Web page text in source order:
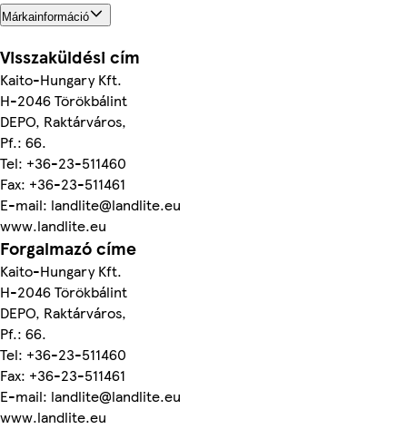
Márkainformáció
Visszaküldési cím
Kaito-Hungary Kft.
H-2046 Törökbálint
DEPO, Raktárváros,
Pf.: 66.
Tel: +36-23-511460
Fax: +36-23-511461
E-mail: landlite@landlite.eu
www.landlite.eu
Forgalmazó címe
Kaito-Hungary Kft.
H-2046 Törökbálint
DEPO, Raktárváros,
Pf.: 66.
Tel: +36-23-511460
Fax: +36-23-511461
E-mail: landlite@landlite.eu
www.landlite.eu